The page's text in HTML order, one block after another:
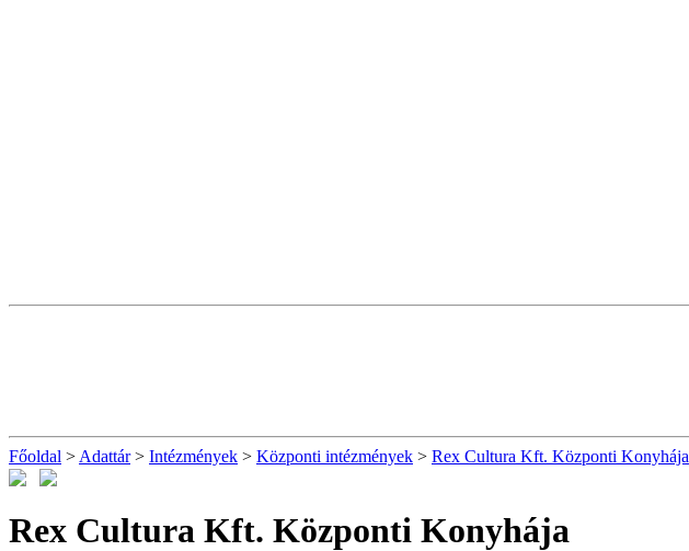
Főoldal > Adattár> Intézmények > Központi intézmények > Rex Cultura Kft. Központi Konyhája
Rex Cultura Kft. Központi Konyhája